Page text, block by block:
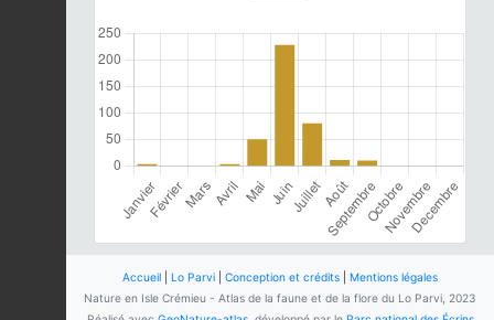
Accueil Lo Parvi Conception et crédits
Mentions légales
Nature en Isle Crémieu - Atlas de la faune et de la flore du Lo Parvi, 2023